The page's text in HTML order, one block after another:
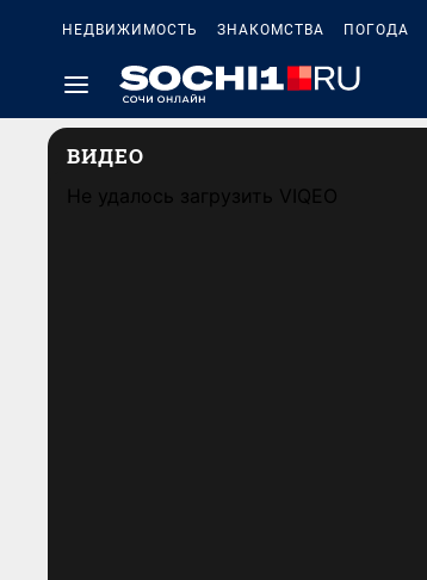
НЕДВИЖИМОСТЬ ЗНАКОМСТВА ПОГОДА
ВИДЕО
Не удалось загрузить VIQEO